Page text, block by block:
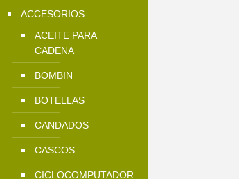
ACCESORIOS
ACEITE PARA
CADENA
BOMBIN
BOTELLAS
CANDADOS
CASCOS
CICLOCOMPUTADOR